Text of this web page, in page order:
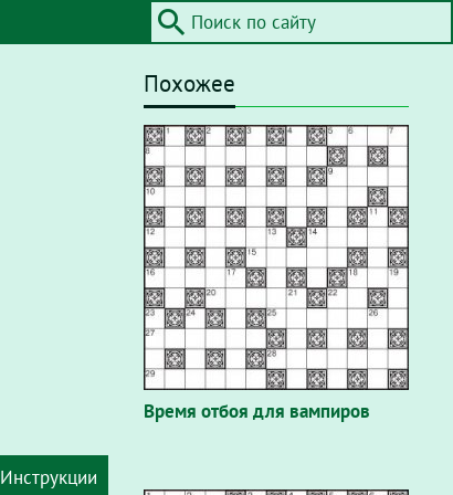
Инструкции
Похожее
Время отбоя для вампиров